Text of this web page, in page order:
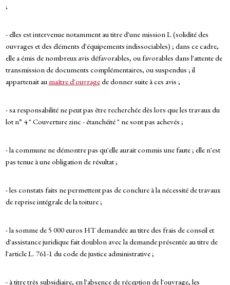
;
- elles est intervenue notamment au titre d'une mission L (solidité des
ouvrages et des éléments d'équipements indissociables) ; dans ce cadre,
elle a émis de nombreux avis défavorables, ou favorables dans l'attente de
transmission de documents complémentaires, ou suspendus ; il
appartenait au maître d'ouvragede donner suite à ces avis ;
- sa responsabilité ne peut pas être recherchée dès lors que les travaux du
lot n° 4 " Couverture zinc - étanchéité " ne sont pas achevés ;
- la commune ne démontre pas qu'elle aurait commis une faute ; elle n'est
pas tenue à une obligation de résultat ;
- les constats faits ne permettent pas de conclure à la nécessité de travaux
de reprise intégrale de la toiture ;
- la somme de 5 000 euros HT demandée au titre des frais de conseil et
d'assistance juridique fait doublon avec la demande présentée au titre de
l'article L. 761-1 du code de justice administrative ;
- à titre très subsidiaire, en l'absence de réception de l'ouvrage, les